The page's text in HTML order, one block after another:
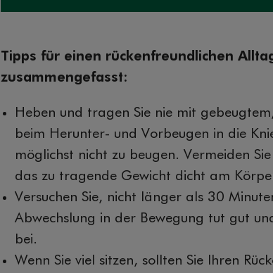
Tipps für einen rückenfreundlichen
zusammengefasst:
Heben und tragen Sie nie mit
beim Herunter- und Vorbeugen in die
möglichst nicht zu beugen. Vermeiden
das zu tragende Gewicht dicht am
Versuchen Sie, nicht länger als 30
Abwechslung in der Bewegung tut gut
bei.
Wenn Sie viel sitzen, sollten Sie Ihren